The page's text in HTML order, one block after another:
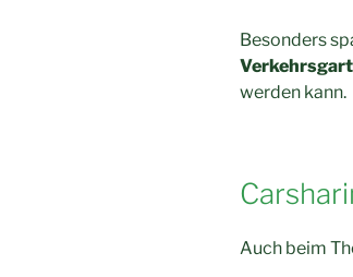
Besonders
werden kann.
Auch beim